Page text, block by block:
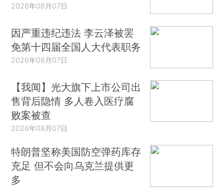
2026年08月07日
因严重违纪违法 李云泽被罢
免第十四届全国人大代表职务
2026年08月07日
【我闻】光大旗下上市公司出
售背后隐情 多人卷入医疗腐
败案被查
2026年08月07日
特朗普坚称美国防空弹药库存
充足 但不会向乌克兰提供更
多